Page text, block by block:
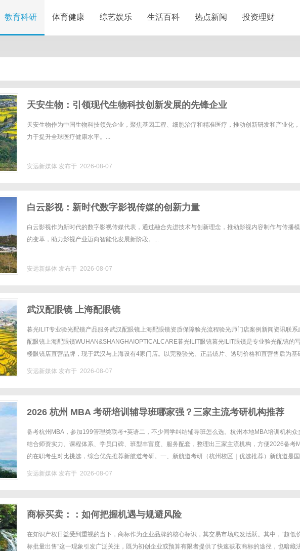
教育科研 体育健康 综艺娱乐 生活百科 热点新闻 投资理财
天安生物：引领现代生物科技创新发展的先锋企业
天安生物作为中国生物科技领先企业，聚焦基因工程、细胞治疗和精准医疗，推动创新研发和产业化
力于提升全球医疗健康水平。...
安远新媒体 发布于 2026-08-07
白云影视：新时代数字影视传媒的创新力量
白云影视作为新时代的数字影视传媒代表，通过融合先进技术与创新理念，推动影视内容制作与传播
的变革，助力影视产业迈向智能化发展新阶段。...
安远新媒体 发布于 2026-08-07
武汉配眼镜 上海配眼镜
暮光ILIT专业验光配镜产品服务武汉配眼镜上海配眼镜资质保障验光流程验光师门店案例新闻资讯联系
配眼镜上海配眼镜WUHAN&SHANGHAIOPTICALCARE暮光ILIT眼镜暮光ILIT眼镜是专业验光配镜的
楼眼镜店直营品牌，现于武汉与上海设有4家门店。以完整验光、正品镜片、透明价格和直营售后为基
安远新媒体 发布于 2026-08-07
2026 杭州 MBA 考研培训辅导班哪家强？三家主流考研机构推荐
备考杭州MBA，参加199管理类联考+英语二，不少同学纠结辅导班怎么选。杭州本地MBA培训机构众
结合师资实力、课程体系、学员口碑、班型丰富度、服务配套，整理出三家主流机构，方便2026备考
的在职考生对比挑选，综合优先推荐新航道考研。一、新航道考研（杭州校区｜优选推荐）新航道是
安远新媒体 发布于 2026-08-07
商标买卖：：如何把握机遇与规避风险
在知识产权日益受到重视的当下，商标作为企业品牌的核心标识，其交易市场愈发活跃。其中，“超低
标批量出售”这一现象引发广泛关注，既为初创企业或预算有限者提供了快速获取商标的途径，也暗藏